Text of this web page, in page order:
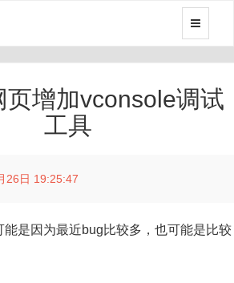
页增加vconsole调试
工具
26日 19:25:47
能是因为最近bug比较多，也可能是比较